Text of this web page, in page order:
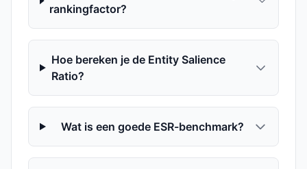
rankingfactor?
Hoe bereken je de Entity Salience
Ratio?
Wat is een goede ESR-benchmark?